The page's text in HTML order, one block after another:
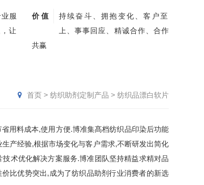
服
让
价 值
持续奋斗、拥抱变化、客户至
上、事事回应、精诚合作、合作
共赢
首页 > 纺织助剂定制产品 > 纺织品漂白软片
用料成本,使用方便.博准集髙档纺织品印染后功能
产经验,根据市场变化与客户需求,不断研发出简化
术优化解决方案服务.博准团队坚持精益求精对品
比优势突出,成为了纺织品助剂行业消费者的新选